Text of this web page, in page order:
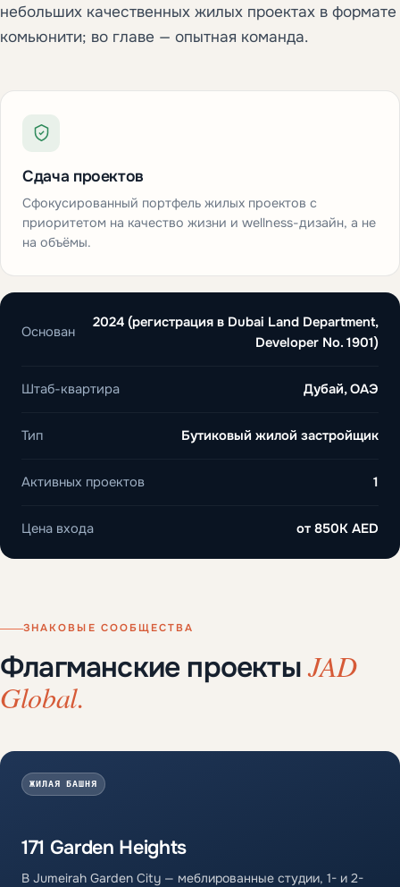
небольших качественных жилых проектах в формате
комьюнити; во главе — опытная команда.
Сдача проектов
Сфокусированный портфель жилых проектов с
приоритетом на качество жизни и wellness-дизайн, а не
на объёмы.
Основан
2024 (регистрация в Dubai Land Department,
Developer No. 1901)
Штаб-квартира Дубай, ОАЭ
Тип Бутиковый жилой застройщик
Активных проектов 1
Цена входа от 850K AED
ЗНАКОВЫЕ СООБЩЕСТВА
Флагманские проектыJAD
Global.
ЖИЛАЯ БАШНЯ
171 Garden Heights
В Jumeirah Garden City — меблированные студии, 1- и 2-